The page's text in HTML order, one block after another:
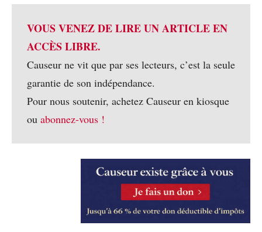
VOUS VENEZ DE LIRE UN ARTICLE EN
ACCÈS LIBRE.
Causeur ne vit que par ses lecteurs, c’est la seule
garantie de son indépendance.
Pour nous soutenir, achetez Causeur en kiosque
ou abonnez-vous !